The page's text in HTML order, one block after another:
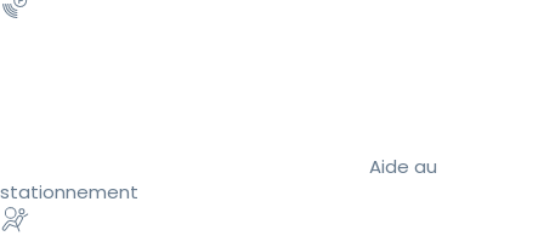
Aide au
stationnement